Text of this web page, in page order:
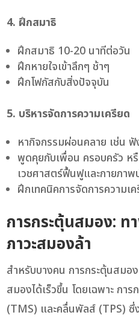
4. ฝึกสมาธิ
ฝึกสมาธิ 10-20 นาทีต่อวัน
ฝึกหายใจเข้าลึกๆ ช้าๆ
ฝึกโฟกัสกับสิ่งปัจจุบัน
5. บริหารจัดการความเครียด
หากิจกรรมผ่อนคลาย เช่น
พูดคุยกับเพื่อน ครอบครัว ห
เวชศาสตร์ฟื้นฟูและกายภาพ
ฝึกเทคนิคการจัดการความเ
การกระตุ้นสมอง: ท
ภาวะสมองล้า
สำหรับบางคน การกระตุ้นสมอ
สมองได้เร็วขึ้น โดยเฉพาะ กา
(TMS) และคลื่นพัลส์ (TPS) ซึ่